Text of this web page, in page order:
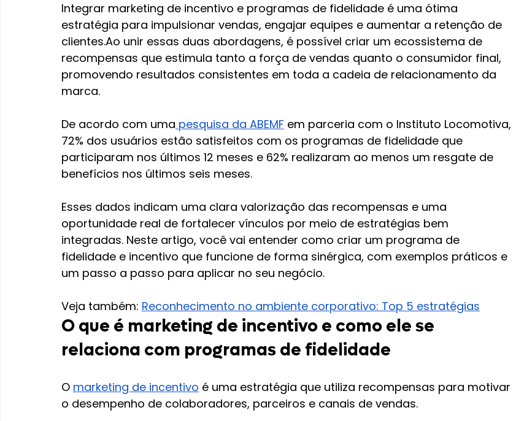
Integrar marketing de incentivo e programas de fidelidade é uma ótima
estratégia para impulsionar vendas, engajar equipes e aumentar a retenção de
clientes.Ao unir essas duas abordagens, é possível criar um ecossistema de
recompensas que estimula tanto a força de vendas quanto o consumidor final,
promovendo resultados consistentes em toda a cadeia de relacionamento da
marca.
De acordo com uma pesquisa da ABEMF em parceria com o Instituto Locomotiva,
72% dos usuários estão satisfeitos com os programas de fidelidade que
participaram nos últimos 12 meses e 62% realizaram ao menos um resgate de
benefícios nos últimos seis meses.
Esses dados indicam uma clara valorização das recompensas e uma
oportunidade real de fortalecer vínculos por meio de estratégias bem
integradas. Neste artigo, você vai entender como criar um programa de
fidelidade e incentivo que funcione de forma sinérgica, com exemplos práticos e
um passo a passo para aplicar no seu negócio.
Veja também: Reconhecimento no ambiente corporativo: Top 5 estratégias
O que é marketing de incentivo e como ele se
relaciona com programas de fidelidade
O marketing de incentivo é uma estratégia que utiliza recompensas para motivar
o desempenho de colaboradores, parceiros e canais de vendas.